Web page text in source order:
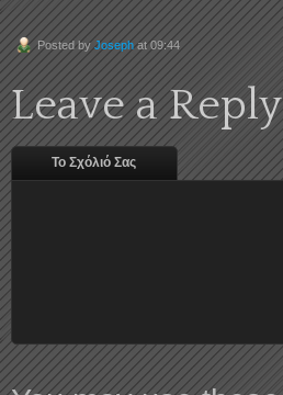
Posted by Josephat 09:44
Leave a Reply
Το Σχόλιό Σας